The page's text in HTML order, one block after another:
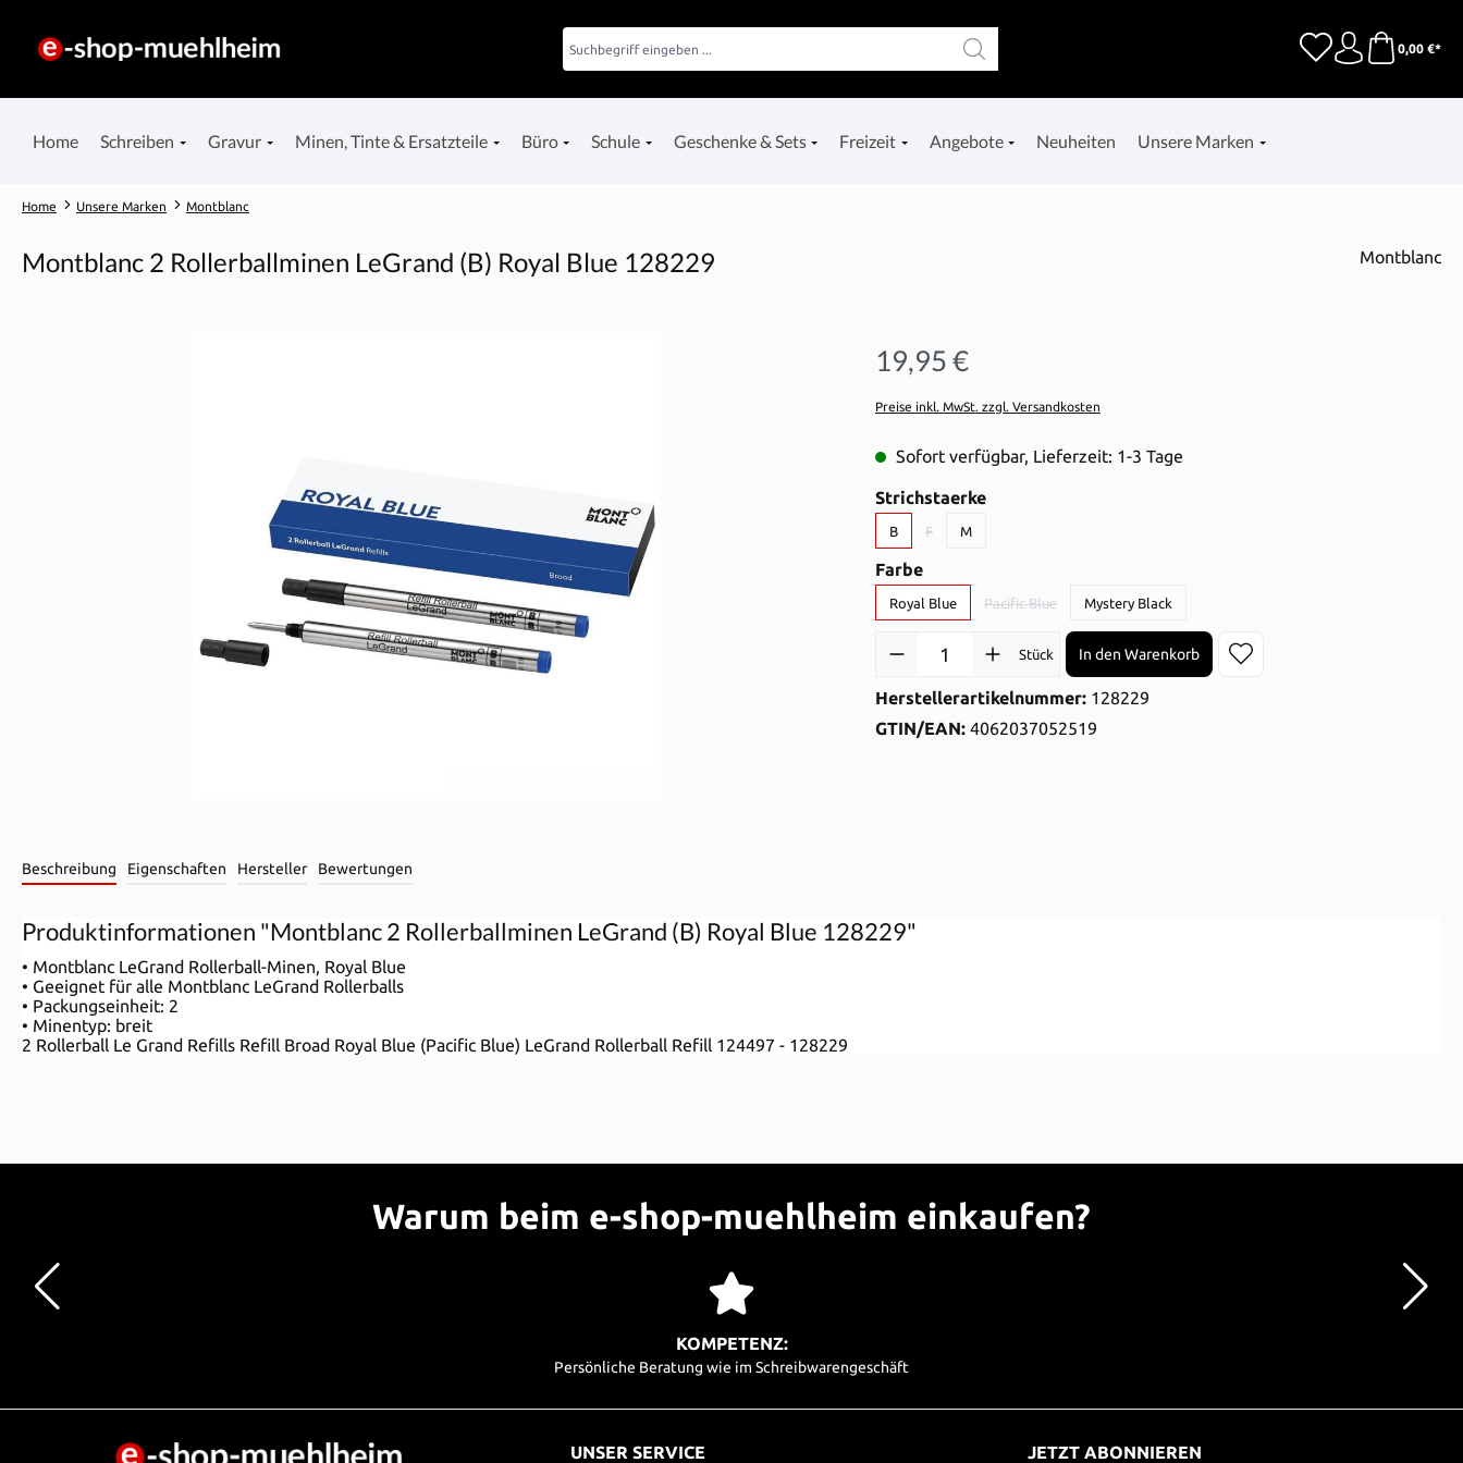
0,00 €*
Home Schreiben Gravur Minen, Tinte & Ersatzteile Büro Schule Geschenke & Sets Freizeit Angebote Neuheiten Unsere Marken
Home Unsere Marken Montblanc
Montblanc 2 Rollerballminen LeGrand (B) Royal Blue 128229 Montblanc
19,95 €
Preise inkl. MwSt. zzgl. Versandkosten
Sofort verfügbar, Lieferzeit: 1-3 Tage
Strichstaerkeauswählen
B F(Diese Option ist zurzeit nicht verfügbar.)
M
Farbeauswählen
Royal Blue Pacific Blue(Diese Option ist zurzeit nicht verfügbar.)
Mystery Black
Produkt Anzahl: Gib den gewünschten Wert ein oder benutze die
Stück In den Warenkorb
Herstellerartikelnummer: 128229
GTIN/EAN: 4062037052519
Beschreibung Eigenschaften Hersteller Bewertungen
Produktinformationen "Montblanc 2 Rollerballminen LeGrand (B) Royal Blue 128229"
• Montblanc LeGrand Rollerball-Minen, Royal Blue
• Geeignet für alle Montblanc LeGrand Rollerballs
• Packungseinheit: 2
• Minentyp: breit
2 Rollerball Le Grand Refills Refill Broad Royal Blue (Pacific Blue) LeGrand Rollerball Refill 124497 - 128229
Warum beim e-shop-muehlheim einkaufen?
KOMPETENZ:
Persönliche Beratung wie im Schreibwarengeschäft
UNSER SERVICE JETZT ABONNIEREN